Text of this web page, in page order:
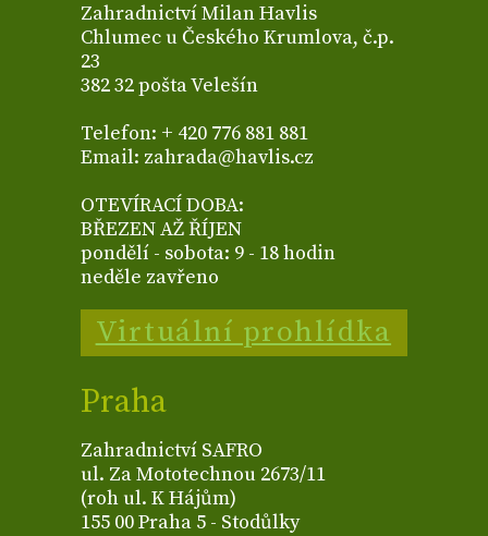
Zahradnictví Milan Havlis
Chlumec u Českého Krumlova, č.p.
23
382 32 pošta Velešín
Telefon: + 420 776 881 881
Email: zahrada@havlis.cz
OTEVÍRACÍ DOBA:
BŘEZEN AŽ ŘÍJEN
pondělí - sobota: 9 - 18 hodin
neděle zavřeno
Virtuální prohlídka
Praha
Zahradnictví SAFRO
ul. Za Mototechnou 2673/11
(roh ul. K Hájům)
155 00 Praha 5 - Stodůlky